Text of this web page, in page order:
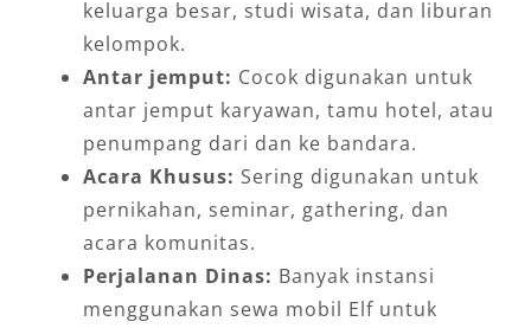
keluarga besar, studi wisata, dan liburan
kelompok.
Antar jemput: Cocok digunakan untuk
antar jemput karyawan, tamu hotel, atau
penumpang dari dan ke bandara.
Acara Khusus: Sering digunakan untuk
pernikahan, seminar, gathering, dan
acara komunitas.
Perjalanan Dinas: Banyak instansi
menggunakan sewa mobil Elf untuk